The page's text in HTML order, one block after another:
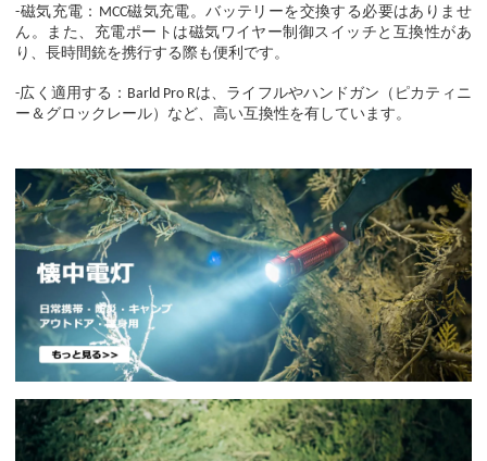
-磁気充電：MCC磁気充電。バッテリーを交換する必要はありませ
ん。また、充電ポートは磁気ワイヤー制御スイッチと互換性があ
り、長時間銃を携行する際も便利です。
-広く適用する：Barld Pro Rは、ライフルやハンドガン（ピカティニ
ー＆グロックレール）など、高い互換性を有しています。